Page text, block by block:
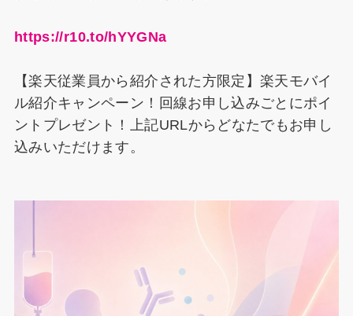
https://r10.to/hYYGNa
【楽天従業員から紹介された方限定】楽天モバイ
ル紹介キャンペーン！回線お申し込みごとにポイ
ントプレゼント！上記URLからどなたでもお申し
込みいただけます。